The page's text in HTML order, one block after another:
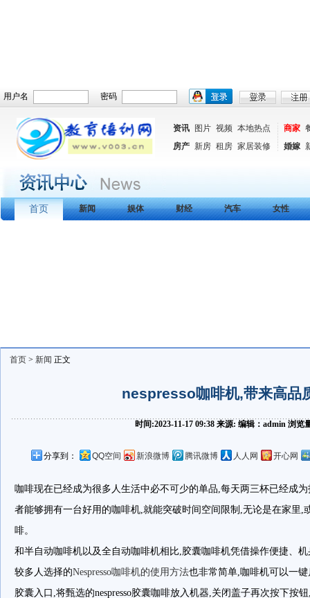
用户名 密码
资讯 图片 视频 本地热点
房产 新房 租房 家居装修
商家
婚嫁
首页 新闻 娱体 财经 汽车 女性
首页 > 新闻 正文
nespresso咖啡机,带来高品
时间:2023-11-17 09:38 来源: 编辑：admin 浏览
分享到： QQ空间 新浪微博 腾讯微博 人人网 开心网
咖啡现在已经成为很多人生活中必不可少的单品,每天两三杯已经成
者能够拥有一台好用的咖啡机,就能突破时间空间限制,无论是在家里,
啡。
和半自动咖啡机以及全自动咖啡机相比,胶囊咖啡机凭借操作便捷、
较多人选择的Nespresso咖啡机的使用方法也非常简单,咖啡机可以一
胶囊入口,将甄选的nespresso胶囊咖啡放入机器,关闭盖子再次按下按